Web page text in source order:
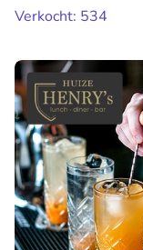
Verkocht: 534